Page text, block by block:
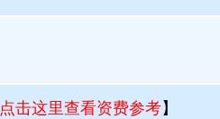
点击这里查看资费参考】